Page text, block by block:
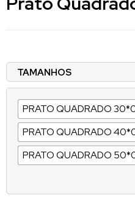
TAMANHOS
PRATO QUADRADO
PRATO QUADRADO
PRATO QUADRADO